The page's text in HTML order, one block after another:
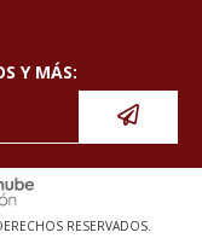
Y MÁS:
RESERVADOS.